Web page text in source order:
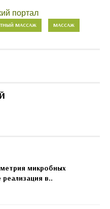
портал
МАССАЖ МАССАЖ
микробных
в..